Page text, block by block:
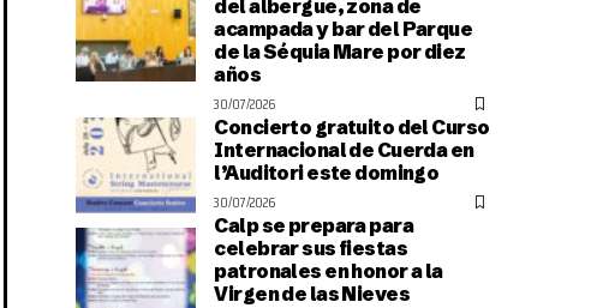
del albergue, zona de
acampada y bar del Parque
de la Séquia Mare por diez
años
30/07/2026
Concierto gratuito del Curso
Internacional de Cuerda en
l’Auditori este domingo
30/07/2026
Calp se prepara para
celebrar sus fiestas
patronales en honor a la
Virgen de las Nieves